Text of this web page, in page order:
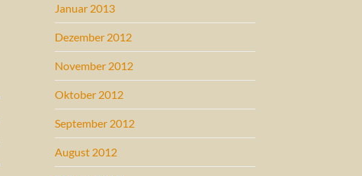
Januar 2013
Dezember 2012
November 2012
Oktober 2012
September 2012
August 2012